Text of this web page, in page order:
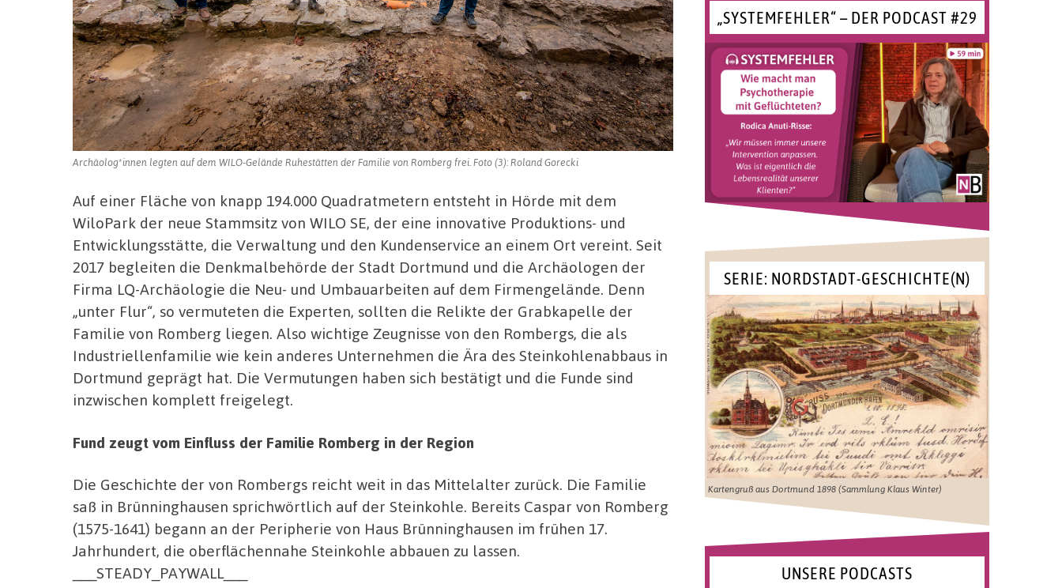
Archäolog*innen legten auf dem WILO-Gelände Ruhestätten der Familie von Romberg frei. Foto (3): Roland Gorecki
Auf einer Fläche von knapp 194.000 Quadratmetern entsteht in Hörde mit dem
WiloPark der neue Stammsitz von WILO SE, der eine innovative Produktions- und
Entwicklungsstätte, die Verwaltung und den Kundenservice an einem Ort vereint. Seit
2017 begleiten die Denkmalbehörde der Stadt Dortmund und die Archäologen der
Firma LQ-Archäologie die Neu- und Umbauarbeiten auf dem Firmengelände. Denn
„unter Flur“, so vermuteten die Experten, sollten die Relikte der Grabkapelle der
Familie von Romberg liegen. Also wichtige Zeugnisse von den Rombergs, die als
Industriellenfamilie wie kein anderes Unternehmen die Ära des Steinkohlenabbaus in
Dortmund geprägt hat. Die Vermutungen haben sich bestätigt und die Funde sind
inzwischen komplett freigelegt.
Fund zeugt vom Einfluss der Familie Romberg in der Region
Die Geschichte der von Rombergs reicht weit in das Mittelalter zurück. Die Familie
saß in Brünninghausen sprichwörtlich auf der Steinkohle. Bereits Caspar von Romberg
(1575-1641) begann an der Peripherie von Haus Brünninghausen im frühen 17.
Jahrhundert, die oberflächennahe Steinkohle abbauen zu lassen.
___STEADY_PAYWALL___
„SYSTEMFEHLER“ – DER PODCAST #29
SERIE: NORDSTADT-GESCHICHTE(N)
Kartengruß aus Dortmund 1898 (Sammlung Klaus Winter)
UNSERE PODCASTS